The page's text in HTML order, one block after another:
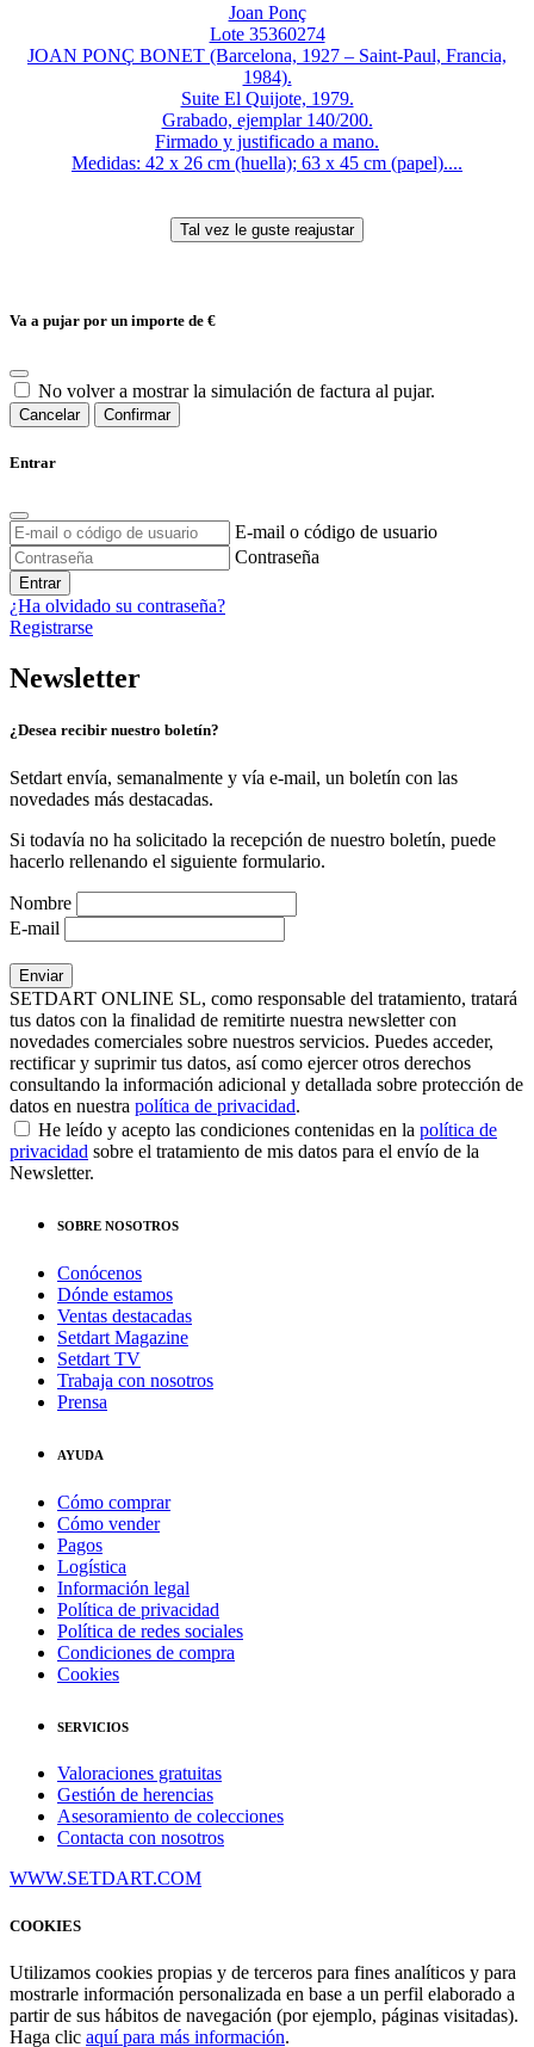
Joan Ponç
Lote 35360274
JOAN PONÇ BONET (Barcelona, 1927 – Saint-Paul, Francia,
1984).
Suite El Quijote, 1979.
Grabado, ejemplar 140/200.
Firmado y justificado a mano.
Medidas: 42 x 26 cm (huella); 63 x 45 cm (papel)....
Va a pujar por un importe de €
No volver a mostrar la simulación de factura al pujar.
Cancelar Confirmar
Entrar
E-mail o código de usuario
Contraseña
Entrar
¿Ha olvidado su contraseña?
Registrarse
Newsletter
¿Desea recibir nuestro boletín?
Setdart envía, semanalmente y vía e-mail, un boletín con las
novedades más destacadas.
Si todavía no ha solicitado la recepción de nuestro boletín, puede
hacerlo rellenando el siguiente formulario.
Nombre
E-mail
SETDART ONLINE SL, como responsable del tratamiento, tratará
tus datos con la finalidad de remitirte nuestra newsletter con
novedades comerciales sobre nuestros servicios. Puedes acceder,
rectificar y suprimir tus datos, así como ejercer otros derechos
consultando la información adicional y detallada sobre protección de
datos en nuestra política de privacidad.
He leído y acepto las condiciones contenidas en la política de
privacidad sobre el tratamiento de mis datos para el envío de la
Newsletter.
SOBRE NOSOTROS
Conócenos
Dónde estamos
Ventas destacadas
Setdart Magazine
Setdart TV
Trabaja con nosotros
Prensa
AYUDA
Cómo comprar
Cómo vender
Pagos
Logística
Información legal
Política de privacidad
Política de redes sociales
Condiciones de compra
Cookies
SERVICIOS
Valoraciones gratuitas
Gestión de herencias
Asesoramiento de colecciones
Contacta con nosotros
WWW.SETDART.COM
COOKIES
Utilizamos cookies propias y de terceros para fines analíticos y para
mostrarle información personalizada en base a un perfil elaborado a
partir de sus hábitos de navegación (por ejemplo, páginas visitadas).
Haga clic aquí para más información.